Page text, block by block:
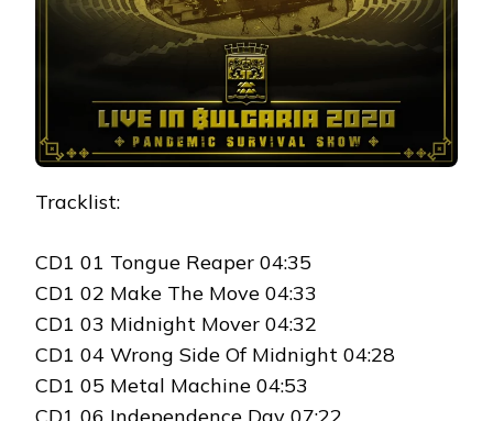
Tracklist:
CD1 01 Tongue Reaper 04:35
CD1 02 Make The Move 04:33
CD1 03 Midnight Mover 04:32
CD1 04 Wrong Side Of Midnight 04:28
CD1 05 Metal Machine 04:53
CD1 06 Independence Day 07:22